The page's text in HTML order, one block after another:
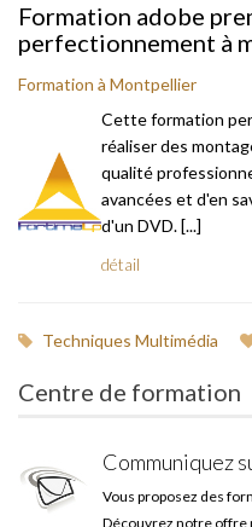
Formation adobe
perfectionnement à
Formation à Montpellier
Cette formation
réaliser des
qualité
avancées et d'en
d'un DVD. [...]
détail
Techniques Multimédia
Centre de formation
Communiquez
Vous proposez des
Découvrez notre